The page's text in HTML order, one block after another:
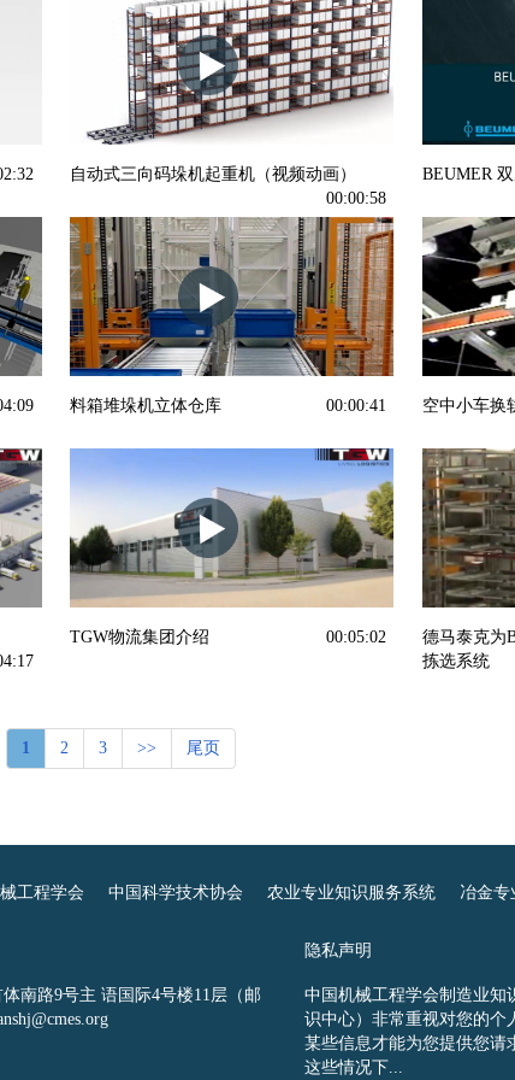
自动式三向码垛机起重机（视频动画）
00:00:58
BEUMER
料箱堆垛机立体仓库 00:00:41 空中小车换
TGW物流集团介绍 00:05:02
德马泰克为
拣选系统
1 2 3 >> 尾页
工程学会 中国科学技术协会 农业专业知识服务系统 冶金专
南路9号主 语国际4号楼11层（邮
隐私声明
中国机械工程学会制造业知
识中心）非常重视对您的个
某些信息才能为您提供您请
这些情况下...